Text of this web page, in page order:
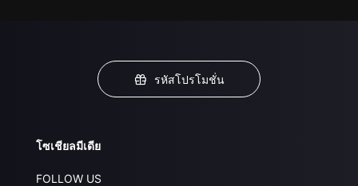
รหัสโปรโมชั่น
โซเชียลมีเดีย
FOLLOW US